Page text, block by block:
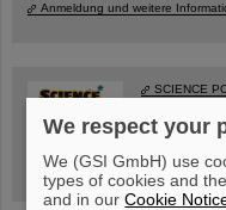
Anmeldung und weitere
SCIENCE
12 – 17 Uhr
Sa, 11.07.26,
Innenstadt Darmstadt
We respect your
We (GSI GmbH) use
types of cookies and
and in ourCookie